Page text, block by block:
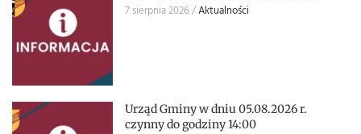
7 sierpnia 2026 Aktualności
Urząd Gminy w dniu 05.08.2026 r.
czynny do godziny 14:00